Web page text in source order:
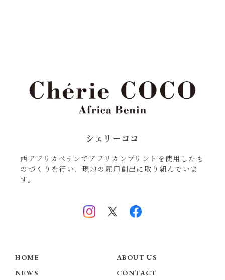
シェリーココ
西アフリカベナンでアフリカンプリントを使用したも
のづくりを行い、現地の雇用創出に取り組んでいま
す。
HOME
ABOUT US
NEWS
CONTACT